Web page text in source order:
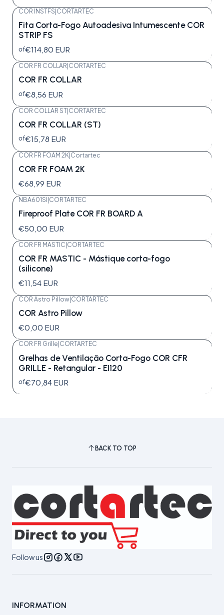
COR INSTFS CORTARTEC
Fita Corta-Fogo Autoadesiva Intumescente COR
STRIP FS
of€114,80 EUR
COR FR COLLAR CORTARTEC
COR FR COLLAR
of€8,56 EUR
COR COLLAR ST|CORTARTEC
COR FR COLLAR (ST)
of€15,78 EUR
COR FR FOAM 2K Cortartec
COR FR FOAM 2K
€68,99 EUR
NBA601SI CORTARTEC
Fireproof Plate COR FR BOARD A
€50,00 EUR
COR FR MASTIC|CORTARTEC
COR FR MASTIC - Mástique corta-fogo
(silicone)
€11,54 EUR
COR Astro Pillow CORTARTEC
COR Astro Pillow
€0,00 EUR
COR FR Grille CORTARTEC
Grelhas de Ventilação Corta-Fogo COR CFR
GRILLE - Retangular - EI120
of€70,84 EUR
BACK TO TOP
Follow us
INFORMATION